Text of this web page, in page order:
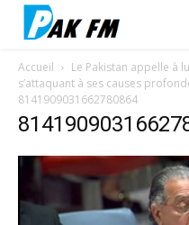
Accueil
Le Pakistan appelle à
s’attaquant à ses causes
8141909031662780864